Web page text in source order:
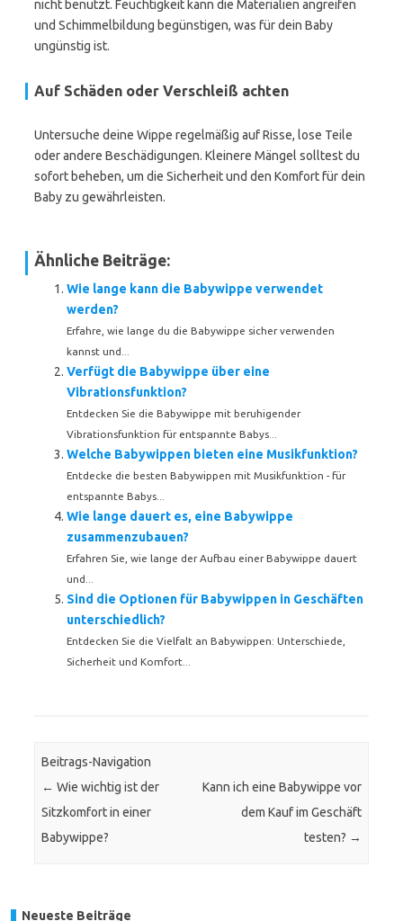
nicht benutzt. Feuchtigkeit kann die Materialien angreifen
und Schimmelbildung begünstigen, was für dein Baby
ungünstig ist.
Auf Schäden oder Verschleiß achten
Untersuche deine Wippe regelmäßig auf Risse, lose Teile
oder andere Beschädigungen. Kleinere Mängel solltest du
sofort beheben, um die Sicherheit und den Komfort für dein
Baby zu gewährleisten.
Ähnliche Beiträge:
Wie lange kann die Babywippe verwendet
werden?
Erfahre, wie lange du die Babywippe sicher verwenden
kannst und...
Verfügt die Babywippe über eine
Vibrationsfunktion?
Entdecken Sie die Babywippe mit beruhigender
Vibrationsfunktion für entspannte Babys...
Welche Babywippen bieten eine Musikfunktion?
Entdecke die besten Babywippen mit Musikfunktion - für
entspannte Babys...
Wie lange dauert es, eine Babywippe
zusammenzubauen?
Erfahren Sie, wie lange der Aufbau einer Babywippe dauert
und...
Sind die Optionen für Babywippen in Geschäften
unterschiedlich?
Entdecken Sie die Vielfalt an Babywippen: Unterschiede,
Sicherheit und Komfort...
Beitrags-Navigation
← Wie wichtig ist der
Sitzkomfort in einer
Babywippe?
Kann ich eine Babywippe vor
dem Kauf im Geschäft
testen? →
Neueste Beiträge